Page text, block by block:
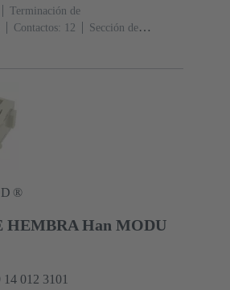
Terminación de
Contactos: 12
Sección de
®
HEMBRA Han MODU
012 3101